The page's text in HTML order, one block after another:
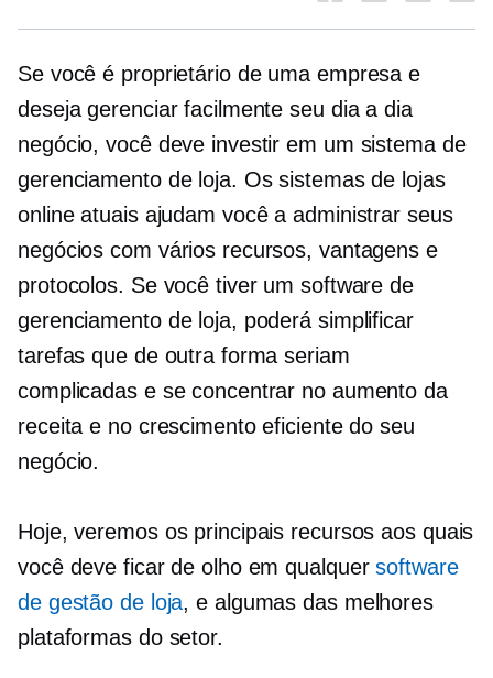
Se você é proprietário de uma empresa e
deseja gerenciar facilmente seu dia a dia
negócio, você deve investir em um sistema de
gerenciamento de loja. Os sistemas de lojas
online atuais ajudam você a administrar seus
negócios com vários recursos, vantagens e
protocolos. Se você tiver um software de
gerenciamento de loja, poderá simplificar
tarefas que de outra forma seriam
complicadas e se concentrar no aumento da
receita e no crescimento eficiente do seu
negócio.
Hoje, veremos os principais recursos aos quais
você deve ficar de olho em qualquersoftware
de gestão de loja, e algumas das melhores
plataformas do setor.